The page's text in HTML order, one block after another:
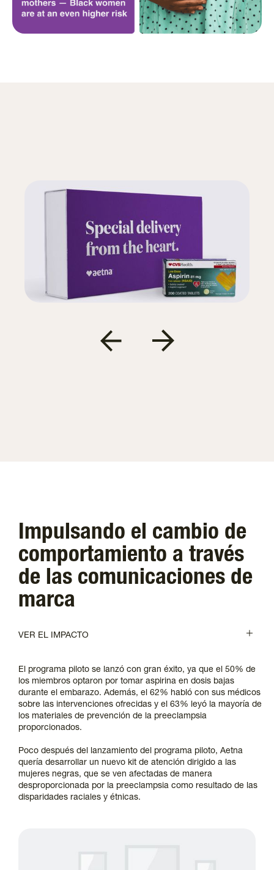
Impulsando el cambio de
comportamiento a través
de las comunicaciones de
marca
VER EL IMPACTO
El programa piloto se lanzó con gran éxito, ya que el 50% de
los miembros optaron por tomar aspirina en dosis bajas
durante el embarazo. Además, el 62% habló con sus médicos
sobre las intervenciones ofrecidas y el 63% leyó la mayoría de
los materiales de prevención de la preeclampsia
proporcionados.
Poco después del lanzamiento del programa piloto, Aetna
quería desarrollar un nuevo kit de atención dirigido a las
mujeres negras, que se ven afectadas de manera
desproporcionada por la preeclampsia como resultado de las
disparidades raciales y étnicas.